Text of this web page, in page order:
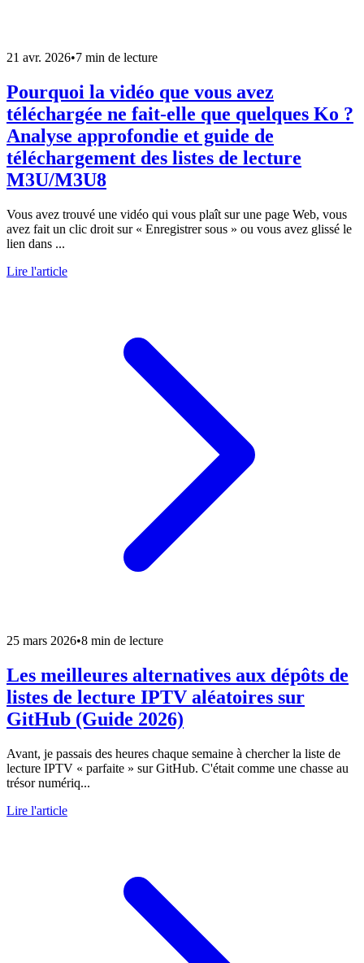
21 avr. 2026•7 min de lecture
Pourquoi la vidéo que vous avez
téléchargée ne fait-elle que quelques Ko ?
Analyse approfondie et guide de
téléchargement des listes de lecture
M3U/M3U8
Vous avez trouvé une vidéo qui vous plaît sur une page Web, vous
avez fait un clic droit sur « Enregistrer sous » ou vous avez glissé le
lien dans ...
Lire l'article
25 mars 2026•8 min de lecture
Les meilleures alternatives aux dépôts de
listes de lecture IPTV aléatoires sur
GitHub (Guide 2026)
Avant, je passais des heures chaque semaine à chercher la liste de
lecture IPTV « parfaite » sur GitHub. C'était comme une chasse au
trésor numériq...
Lire l'article